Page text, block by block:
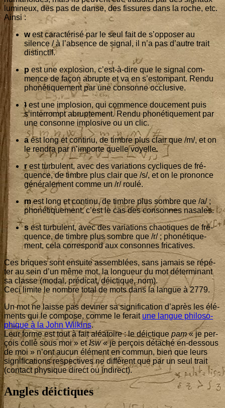
lumi­neux, des pas de danse, des fis­sures dans la roche, etc.
Ainsi :
west carac­té­ri­sé par le seul fait de s’opposer au
silence / à l’absence de signal, il n’a pas d’autre trait
distinctif.
p est une explo­sion, c’est-à-dire que le signal com­
mence de façon abrupte et va en s’estompant. Ren­du
pho­né­ti­que­ment par une consonne occlusive.
ʇest une implo­sion, qui com­mence dou­ce­ment puis
s’interrompt abrup­te­ment. Ren­du pho­né­ti­que­ment par
une consonne implo­sive ou un clic.
a est long et conti­nu, de timbre plus clair que /m/, et on
le ren­dra par n’importe quelle voyelle.
rest tur­bu­lent, avec des varia­tions cycliques de fré­
quence, de timbre plus clair que /s/, et on le pro­nonce
géné­ra­le­ment comme un /r/ roulé.
mest long et conti­nu, de timbre plus sombre que /a/ ;
pho­né­ti­que­ment, c’est le cas des consonnes nasales.
s est tur­bu­lent, avec des varia­tions chao­tiques de fré­
quence, de timbre plus sombre que /r/ ; pho­né­ti­que­
ment, cela cor­res­pond aux consonnes fricatives.
Ces briques sont ensuite assem­blées, sans jamais se répé­
ter au sein d’un même mot, la lon­gueur du mot déter­mi­nant
sa classe (modal, pré­di­cat, déic­tique, nom).
Ceci limite le nombre total de mots dans la langue à2779.
Un mot ne laisse pas devi­ner sa signi­fi­ca­tion d’après les élé­
ments qui le com­pose, comme le ferait une langue phi­lo­so­
phique à la John Wil­kins.
Leur forme est tout à fait aléa­toire : le déic­tique pam« je per­
çois col­lé sous moi » etʇsw« je per­çois déta­ché en-des­sous
de moi » n’ont aucun élé­ment en com­mun, bien que leurs
signi­fi­ca­tions res­pec­tives ne dif­fèrent que par un seul trait
(contact phy­sique direct ou indirect).
Angles déictiques